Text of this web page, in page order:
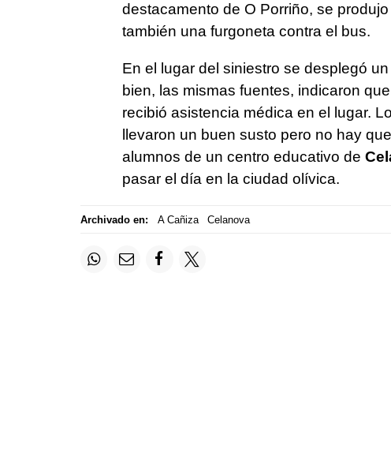
destacamento de O Porriño, se
también una furgoneta contra el bus.
En el lugar del siniestro se desplegó
bien, las mismas fuentes, indicaron
recibió asistencia médica en el lugar.
llevaron un buen susto pero no hay
alumnos de un centro educativo de
pasar el día en la ciudad olívica.
Archivado en: A Cañiza Celanova